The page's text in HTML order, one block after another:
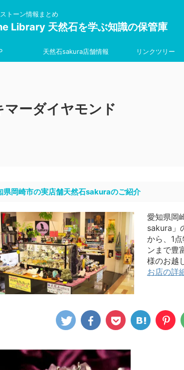
トーン情報まとめ
Library 天然石を学ぶ知識の保管庫
天然石sakura店舗情報 リンクツリー
マーダイヤモンド
県岡崎市の実店舗天然石sakuraのご紹介
愛知県岡
sakura」
から、1
ンまで豊
様のお越
お店の詳